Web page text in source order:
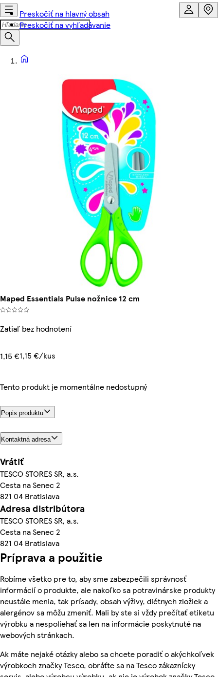
Preskočiť na hlavný obsah
Preskočiť na vyhľadávanie
Maped Essentials Pulse nožnice 12 cm
Zatiaľ bez hodnotení
1,15 €1,15 €/kus
Tento produkt je momentálne nedostupný
Popis produktu
Kontaktná adresa
Vrátiť
TESCO STORES SR, a.s.
Cesta na Senec 2
821 04 Bratislava
Adresa distribútora
TESCO STORES SR, a.s.
Cesta na Senec 2
821 04 Bratislava
Príprava a použitie
Robíme všetko pre to, aby sme zabezpečili správnosť
informácií o produkte, ale nakoľko sa potravinárske produkty
neustále menia, tak prísady, obsah výživy, diétnych zložiek a
alergénov sa môžu zmeniť. Mali by ste si vždy prečítať etiketu
výrobku a nespoliehať sa len na informácie poskytnuté na
webových stránkach.
Ak máte nejaké otázky alebo sa chcete poradiť o akýchkoľvek
výrobkoch značky Tesco, obráťte sa na Tesco zákaznícky